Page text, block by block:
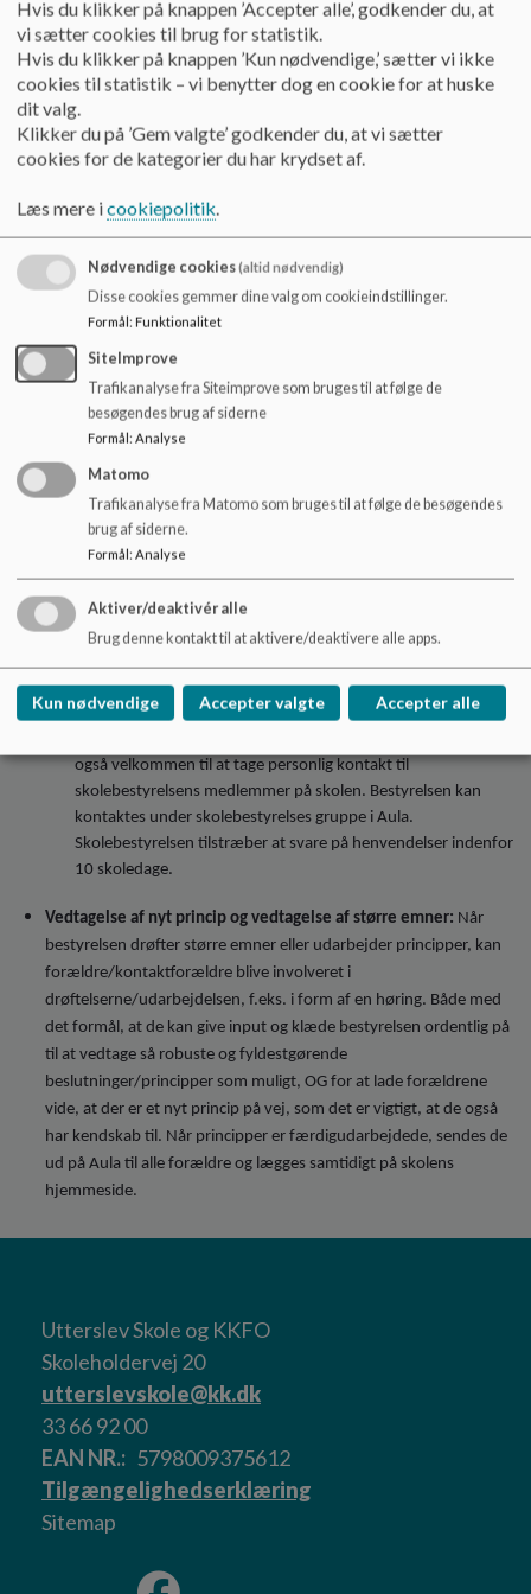
Årgangsforældremøder: Et medlem fra skolebestyrelsen deltager
én gang årligt ved årgangs-forældremøder i starten af året og
præsenterer skolebestyrelsen samt vejleder om kommunikation
med bestyrelsen. Ved øvrige forældremøder på skolen overvejes
det derudover altid, hvorvidt skolebestyrelsen skal deltage for at
medlemmer:
Der udvælges i hver klasse to kontaktforældre og to
suppleanter, som er bindeled mellem forældre og
skolebestyrelsen. Skolebestyrelsesmedlemmerne kan f.eks.
deltage i mødeaktiviteter, der har til formål at afdække
problemstillingerne og hjælpe gode løsninger på vej i samarbejde
med skoleledelsen.
Forældres kontakt med skolebestyrelsens medlemmer:
forældre opfordres til at dele emner med skolebestyrelsen, der
kan have relevans for skolebestyrelsens arbejde med at forbedre
skolen. Dette kan være emner af både specifik og generel karakter
og dreje sig om alt fra miljø, fysiske rammer til fællesskab og
kommunikation. Alt hvad en forælder mener kan have værdi for
skolebestyrelsen at have kendskab til er relevant.
Skolebestyrelsen bearbejder og drøfter disse henvendelser og
bruger informationen i dets arbejde, der har til hensigt at udvikle
og forbedre skolen og dens fremadrettede praksis.
også velkommen til at tage personlig kontakt til
skolebestyrelsens medlemmer på skolen. Bestyrelsen kan
kontaktes under skolebestyrelses gruppe i Aula.
Skolebestyrelsen tilstræber at svare på henvendelser indenfor
10 skoledage.
Vedtagelse af nyt princip og vedtagelse af større emner: Når
bestyrelsen drøfter større emner eller udarbejder principper, kan
forældre/kontaktforældre blive involveret i
drøftelserne/udarbejdelsen, f.eks. i form af en høring. Både med
det formål, at de kan give input og klæde bestyrelsen ordentlig på
til at vedtage så robuste og fyldestgørende
beslutninger/principper som muligt, OG for at lade forældrene
vide, at der er et nyt princip på vej, som det er vigtigt, at de også
har kendskab til. Når principper er færdigudarbejdede, sendes de
ud på Aula til alle forældre og lægges samtidigt på skolens
hjemmeside.
Utterslev Skole og KKFO
Skoleholdervej 20
utterslevskole@kk.dk
33 66 92 00
EAN NR.
5798009375612
Tilgængelighedserklæring
Sitemap
Hvis du klikker på knappen ’Accepter alle’, godkender du, at
vi sætter cookies til brug for statistik.
Hvis du klikker på knappen ’Kun nødvendige,’ sætter vi ikke
cookies til statistik – vi benytter dog en cookie for at huske
dit valg.
Klikker du på ’Gem valgte’ godkender du, at vi sætter
cookies for de kategorier du har krydset af.
Læs mere icookiepolitik.
Nødvendige cookies(altid nødvendig)
Disse cookies gemmer dine valg om cookieindstillinger.
Formål: Funktionalitet
SiteImprove
Trafikanalyse fra Siteimprove som bruges til at følge de
besøgendes brug af siderne
Formål: Analyse
Matomo
Trafikanalyse fra Matomo som bruges til at følge de besøgendes
brug af siderne.
Formål: Analyse
Aktiver/deaktivér alle
Brug denne kontakt til at aktivere/deaktivere alle apps.
Kun nødvendige Accepter valgte Accepter alle